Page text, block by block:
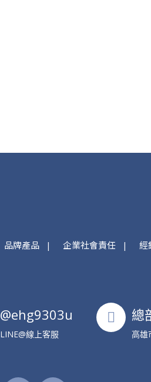
品牌產品 企業社會責任 經
@ehg9303u
LINE@線上客服
總
高雄